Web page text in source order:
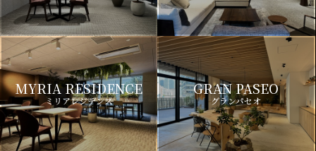
MYRIA RESIDENCE
ミリアレジデンス
GRAN PASEO
グランパセオ